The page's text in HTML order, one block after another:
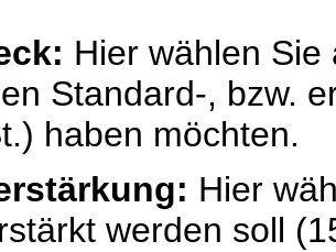
Hier wählen
Standard-, bzw.
haben möchten.
Hier
werden soll